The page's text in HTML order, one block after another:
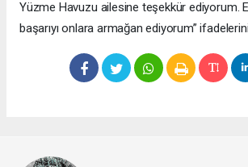
Yüzme Havuzu ailesine teşekkür ediyorum.
başarıyı onlara armağan ediyorum”